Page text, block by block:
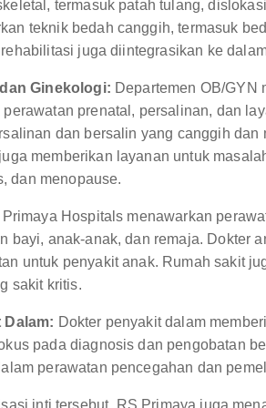
termasuk patah tulang,
teknik bedah canggih, termasuk
juga diintegrasikan ke
Ginekologi: Departemen OB/GYN
perawatan prenatal, persalinan, dan
dan bersalin yang canggih
memberikan layanan untuk
dan menopause.
Primaya Hospitals menawarkan
bayi, anak-anak, dan remaja. Dokter
untuk penyakit anak. Rumah sakit
sakit kritis.
Dalam: Dokter penyakit dalam
pada diagnosis dan pengobatan
perawatan pencegahan dan
inti tersebut, RS Primaya juga